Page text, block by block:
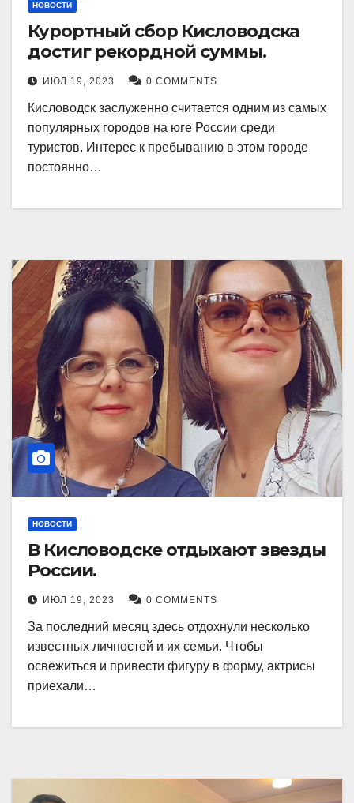
НОВОСТИ
Курортный сбор Кисловодска
достиг рекордной суммы.
ИЮЛ 19, 2023 0 COMMENTS
Кисловодск заслуженно считается одним из самых
популярных городов на юге России среди
туристов. Интерес к пребыванию в этом городе
постоянно…
НОВОСТИ
В Кисловодске отдыхают звезды
России.
ИЮЛ 19, 2023 0 COMMENTS
За последний месяц здесь отдохнули несколько
известных личностей и их семьи. Чтобы
освежиться и привести фигуру в форму, актрисы
приехали…